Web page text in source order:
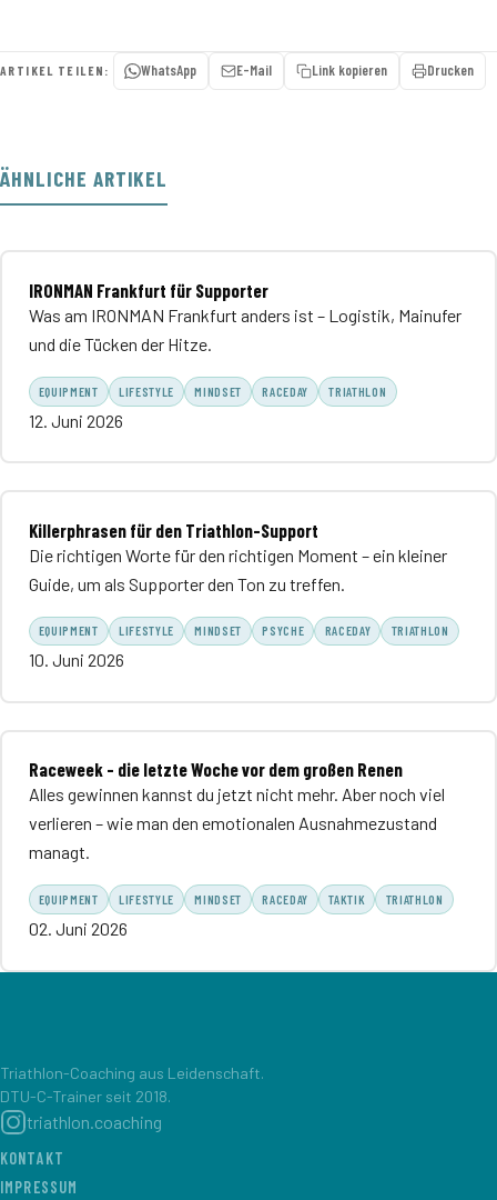
ARTIKEL TEILEN: WhatsApp E-Mail Link kopieren Drucken
ÄHNLICHE ARTIKEL
IRONMAN Frankfurt für Supporter
Was am IRONMAN Frankfurt anders ist – Logistik, Mainufer
und die Tücken der Hitze.
EQUIPMENT LIFESTYLE MINDSET RACEDAY TRIATHLON
12. Juni 2026
Killerphrasen für den Triathlon-Support
Die richtigen Worte für den richtigen Moment – ein kleiner
Guide, um als Supporter den Ton zu treffen.
EQUIPMENT LIFESTYLE MINDSET PSYCHE RACEDAY TRIATHLON
10. Juni 2026
Raceweek - die letzte Woche vor dem großen Renen
Alles gewinnen kannst du jetzt nicht mehr. Aber noch viel
verlieren – wie man den emotionalen Ausnahmezustand
managt.
EQUIPMENT LIFESTYLE MINDSET RACEDAY TAKTIK TRIATHLON
02. Juni 2026
Triathlon-Coaching aus Leidenschaft.
DTU-C-Trainer seit 2018.
triathlon.coaching
KONTAKT
IMPRESSUM